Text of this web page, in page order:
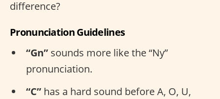
difference?
Pronunciation Guidelines
“Gn” sounds more like the “Ny”
pronunciation.
“C” has a hard sound before A, O, U,